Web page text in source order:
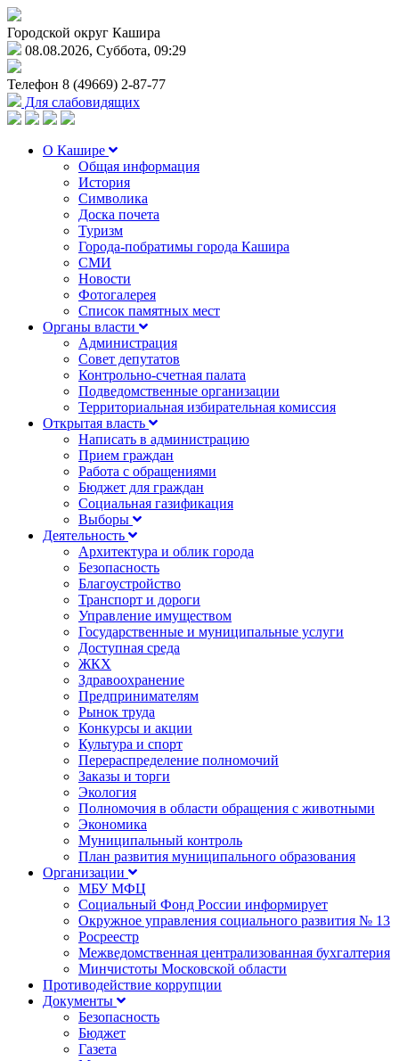
Городской округ Кашира
08.08.2026, Суббота, 09:29
Телефон 8 (49669) 2-87-77
Для слабовидящих
О Кашире
Общая информация
История
Символика
Доска почета
Туризм
Города-побратимы города Кашира
СМИ
Новости
Фотогалерея
Список памятных мест
Органы власти
Администрация
Совет депутатов
Контрольно-счетная палата
Подведомственные организации
Территориальная избирательная комиссия
Открытая власть
Написать в администрацию
Прием граждан
Работа с обращениями
Бюджет для граждан
Социальная газификация
Выборы
Деятельность
Архитектура и облик города
Безопасность
Благоустройство
Транспорт и дороги
Управление имуществом
Государственные и муниципальные услуги
Доступная среда
ЖКХ
Здравоохранение
Предпринимателям
Рынок труда
Конкурсы и акции
Культура и спорт
Перераспределение полномочий
Заказы и торги
Экология
Полномочия в области обращения с животными
Экономика
Муниципальный контроль
План развития муниципального образования
Организации
МБУ МФЦ
Социальный Фонд России информирует
Окружное управления социального развития № 13
Росреестр
Межведомственная централизованная бухгалтерия
Минчистоты Московской области
Противодействие коррупции
Документы
Безопасность
Бюджет
Газета